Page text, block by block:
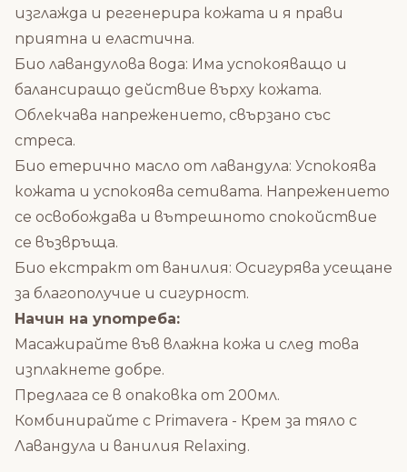
изглажда и регенерира кожата и я прави
приятна и еластична.
Био лавандулова вода: Има успокояващо и
балансиращо действие върху кожата.
Облекчава напрежението, свързано със
стреса.
Био етерично масло от лавандула: Успокоява
кожата и успокоява сетивата. Напрежението
се освобождава и вътрешното спокойствие
се възвръща.
Био екстракт от ванилия: Осигурява усещане
за благополучие и сигурност.
Начин на употреба:
Масажирайте във влажна кожа и след това
изплакнете добре.
Предлага се в опаковка от 200мл.
Комбинирайте с Primavera - Крем за тяло с
Лавандула и ванилия Relaxing.